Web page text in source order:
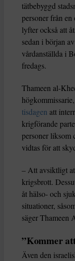
tätbebyggd
personer från
lyfter också att
sedan i början
vårdanställda i
fredags.
Thameen al-
tisdagen att
krigförande
personer liksom
vidtas för att
– Att avsiktligt
krigsbrott.
åt hälso- och
situationer,
säger Thameen
”Kommer
Även den